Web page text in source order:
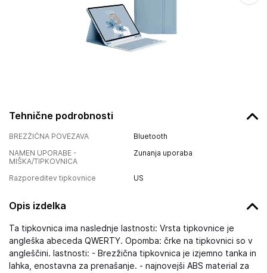
Tehnične podrobnosti
BREZŽIČNA POVEZAVA
Bluetooth
NAMEN UPORABE -
MIŠKA/TIPKOVNICA
Zunanja uporaba
Razporeditev tipkovnice US
Opis izdelka
Ta tipkovnica ima naslednje lastnosti: Vrsta tipkovnice je
angleška abeceda QWERTY. Opomba: črke na tipkovnici so v
angleščini. lastnosti: - Brezžična tipkovnica je izjemno tanka in
lahka, enostavna za prenašanje. - najnovejši ABS material za